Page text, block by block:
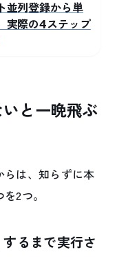
並列登録から単
実際の4ステップ
と一晩飛ぶ
らは、知らずに本
2つ。
るまで実行さ